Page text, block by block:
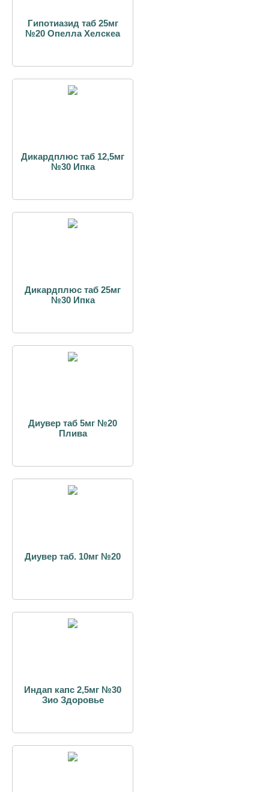
Гипотиазид таб 25мг
№20 Опелла Хелскеа
Дикардплюс таб 12,5мг
№30 Ипка
Дикардплюс таб 25мг
№30 Ипка
Диувер таб 5мг №20
Плива
Диувер таб. 10мг №20
Индап капс 2,5мг №30
Зио Здоровье